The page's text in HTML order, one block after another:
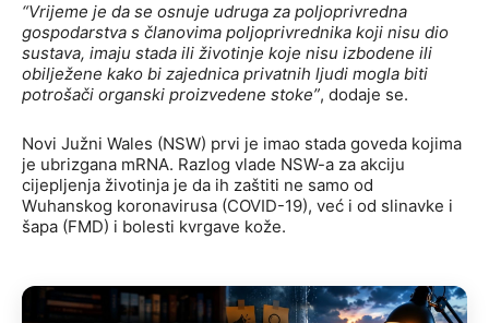
“Vrijeme je da se osnuje udruga za poljoprivredna
gospodarstva s članovima poljoprivrednika koji nisu dio
sustava, imaju stada ili životinje koje nisu izbodene ili
obilježene kako bi zajednica privatnih ljudi mogla biti
potrošači organski proizvedene stoke”, dodaje se.
Novi Južni Wales (NSW) prvi je imao stada goveda kojima
je ubrizgana mRNA. Razlog vlade NSW-a za akciju
cijepljenja životinja je da ih zaštiti ne samo od
Wuhanskog koronavirusa (COVID-19), već i od slinavke i
šapa (FMD) i bolesti kvrgave kože.